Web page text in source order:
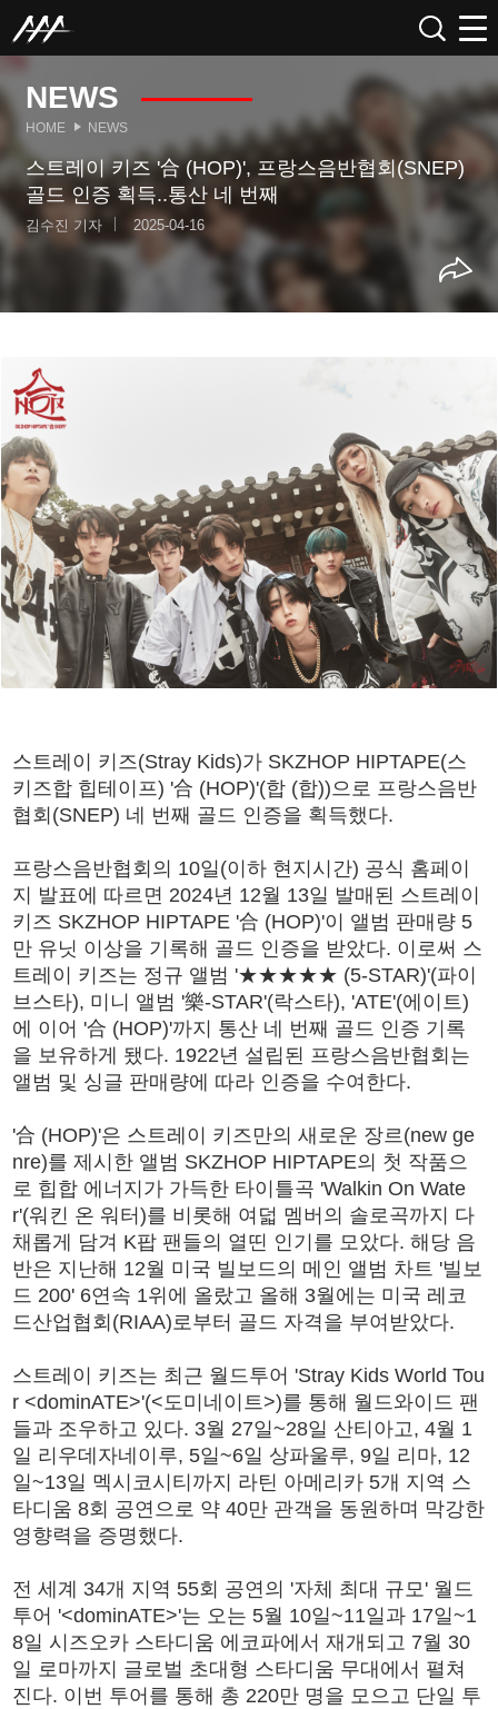
NEWS
HOME NEWS
스트레이 키즈 '合 (HOP)', 프랑스음반협회(SNEP)
골드 인증 획득..통산 네 번째
김수진 기자 2025-04-16
스트레이 키즈(Stray Kids)가 SKZHOP HIPTAPE(스
키즈합 힙테이프) '合 (HOP)'(합 (합))으로 프랑스음반
협회(SNEP) 네 번째 골드 인증을 획득했다.
프랑스음반협회의 10일(이하 현지시간) 공식 홈페이
지 발표에 따르면 2024년 12월 13일 발매된 스트레이
키즈 SKZHOP HIPTAPE '合 (HOP)'이 앨범 판매량 5
만 유닛 이상을 기록해 골드 인증을 받았다. 이로써 스
트레이 키즈는 정규 앨범 '★★★★★ (5-STAR)'(파이
브스타), 미니 앨범 '樂-STAR'(락스타), 'ATE'(에이트)
에 이어 '合 (HOP)'까지 통산 네 번째 골드 인증 기록
을 보유하게 됐다. 1922년 설립된 프랑스음반협회는
앨범 및 싱글 판매량에 따라 인증을 수여한다.
'合 (HOP)'은 스트레이 키즈만의 새로운 장르(new ge
nre)를 제시한 앨범 SKZHOP HIPTAPE의 첫 작품으
로 힙합 에너지가 가득한 타이틀곡 'Walkin On Wate
r'(워킨 온 워터)를 비롯해 여덟 멤버의 솔로곡까지 다
채롭게 담겨 K팝 팬들의 열띤 인기를 모았다. 해당 음
반은 지난해 12월 미국 빌보드의 메인 앨범 차트 '빌보
드 200' 6연속 1위에 올랐고 올해 3월에는 미국 레코
드산업협회(RIAA)로부터 골드 자격을 부여받았다.
스트레이 키즈는 최근 월드투어 'Stray Kids World Tou
r <dominATE>'(<도미네이트>)를 통해 월드와이드 팬
들과 조우하고 있다. 3월 27일~28일 산티아고, 4월 1
일 리우데자네이루, 5일~6일 상파울루, 9일 리마, 12
일~13일 멕시코시티까지 라틴 아메리카 5개 지역 스
타디움 8회 공연으로 약 40만 관객을 동원하며 막강한
영향력을 증명했다.
전 세계 34개 지역 55회 공연의 '자체 최대 규모' 월드
투어 '<dominATE>'는 오는 5월 10일~11일과 17일~1
8일 시즈오카 스타디움 에코파에서 재개되고 7월 30
일 로마까지 글로벌 초대형 스타디움 무대에서 펼쳐
진다. 이번 투어를 통해 총 220만 명을 모으고 단일 투